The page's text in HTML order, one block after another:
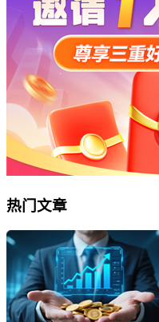
热门文章